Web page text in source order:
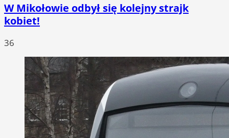
W Mikołowie odbył się kolejny strajk
kobiet!
36